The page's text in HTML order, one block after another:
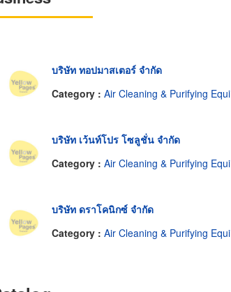
บริษัท ทอปมาสเตอร์ จำกัด
Category : Air Cleaning & Purifying Equipment
บริษัท เว้นท์โปร โซลูชั่น จำกัด
Category : Air Cleaning & Purifying Equipment
บริษัท ดราโคนิกซ์ จำกัด
Category : Air Cleaning & Purifying Equipment